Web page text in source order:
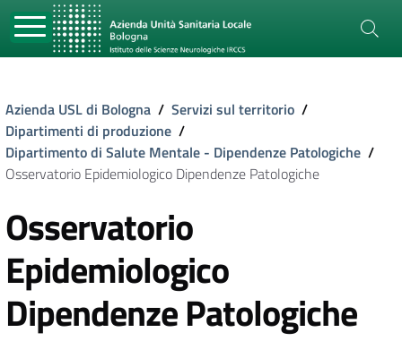
Azienda USL di Bologna / Servizi sul territorio /
Dipartimenti di produzione /
Dipartimento di Salute Mentale - Dipendenze Patologiche /
Osservatorio Epidemiologico Dipendenze Patologiche
Osservatorio
Epidemiologico
Dipendenze Patologiche